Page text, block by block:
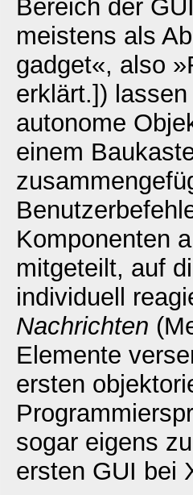
Bereich der
meistens als
gadget«, also
erklärt.])
autonome
einem
Komponenten
mitgeteilt, auf
individuell
Nachrichten
Elemente
ersten
sogar eigens
ersten GUI bei